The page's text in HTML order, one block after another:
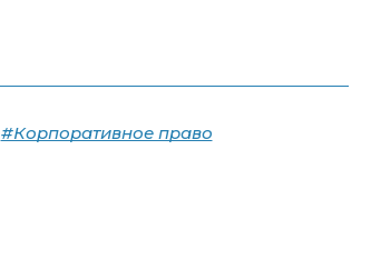
#Корпоративное право